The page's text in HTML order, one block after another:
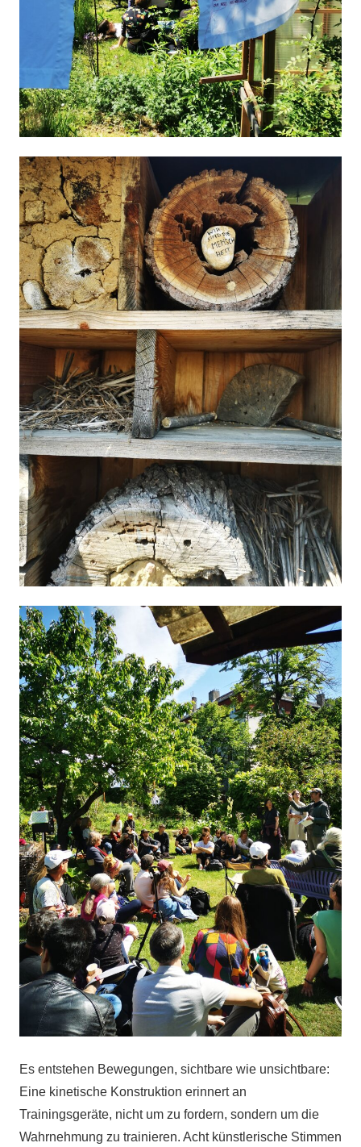
Es entstehen Bewegungen, sichtbare wie unsichtbare:
Eine kinetische Konstruktion erinnert an
Trainingsgeräte, nicht um zu fordern, sondern um die
Wahrnehmung zu trainieren. Acht künstlerische Stimmen